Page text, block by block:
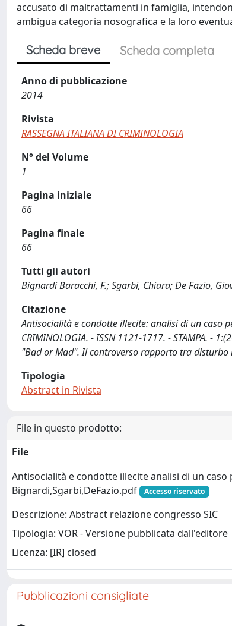
accusato di maltrattamenti in famiglia,
ambigua categoria nosografica e la loro
Scheda breve Scheda completa
Anno di pubblicazione
2014
Rivista
RASSEGNA ITALIANA DI CRIMINOLOGIA
N° del Volume
1
Pagina iniziale
66
Pagina finale
66
Tutti gli autori
Bignardi Baracchi, F.; Sgarbi, Chiara; De Fazio,
Citazione
Antisocialità e condotte illecite: analisi di un caso
CRIMINOLOGIA. - ISSN 1121-1717. - STAMPA. -
"Bad or Mad". Il controverso rapporto tra
Tipologia
Abstract in Rivista
File in questo prodotto:
File
Antisocialità e condotte illecite analisi di un caso
Bignardi,Sgarbi,DeFazio.pdf
Accesso riservato
Descrizione: Abstract relazione congresso SIC
Tipologia: VOR - Versione pubblicata dall'editore
Licenza: [IR] closed
Pubblicazioni consigliate